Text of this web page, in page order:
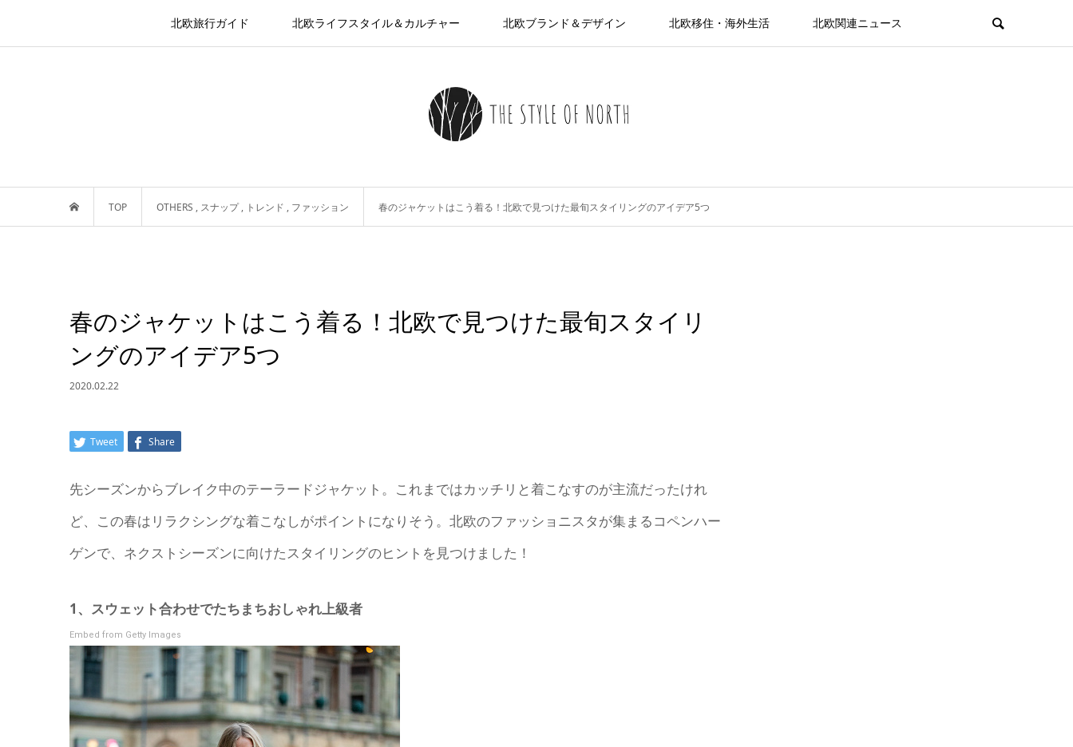
北欧旅行ガイド 北欧ライフスタイル＆カルチャー 北欧ブランド＆デザイン 北欧移住・海外生活 北欧関連ニュース
TOP OTHERS , スナップ , トレンド , ファッション 春のジャケットはこう着る！北欧で見つけた最旬スタイリングのアイデア5つ
春のジャケットはこう着る！北欧で見つけた最旬スタイリ
ングのアイデア5つ
2020.02.22
Tweet Share
先シーズンからブレイク中のテーラードジャケット。これまではカッチリと着こなすのが主流だったけれ
ど、この春はリラクシングな着こなしがポイントになりそう。北欧のファッショニスタが集まるコペンハー
ゲンで、ネクストシーズンに向けたスタイリングのヒントを見つけました！
1、スウェット合わせでたちまちおしゃれ上級者
Embed from Getty Images